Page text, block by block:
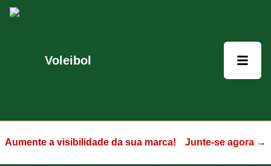
Voleibol
Aumente a visibilidade da sua marca! Junte-se agora →